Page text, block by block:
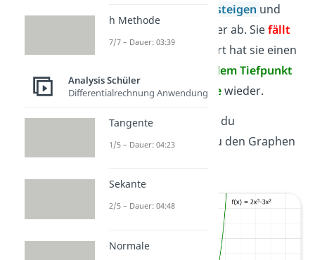
monoton steigen und
fällt danach
wieder ab. Siefällt
bis x = 1, denn dort hat sie einen
Nach dem Tiefpunkt
bei x = 1 steigtsiewieder.
Dein Ergebnis kannst du
überprüfen, indem du den Graphen
h Methode
7/7 – Dauer: 03:39
Analysis Schüler
Differentialrechnung Anwendung
Tangente
1/5 – Dauer: 04:23
Sekante
2/5 – Dauer: 04:48
Normale